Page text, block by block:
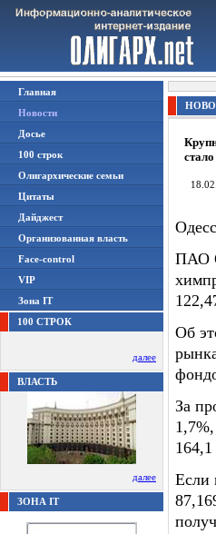
Главная
Новости
Досье
100 строк
Олигархические семьи
Цитаты
Дайджест
Организованная власть
Face-control
VIP
Зона IT
100 СТРОК
далее
ВЛАСТЬ
далее
ЗОНА IT
ПАО
Об
За
Если